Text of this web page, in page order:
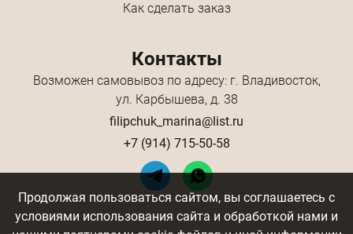
Как сделать заказ
Контакты
Возможен самовывоз по адресу: г. Владивосток,
ул. Карбышева, д. 38
filipchuk_marina@list.ru
+7 (914) 715-50-58
Продолжая пользоваться сайтом, вы соглашаетесь с
условиями использования сайта и обработкой нами и